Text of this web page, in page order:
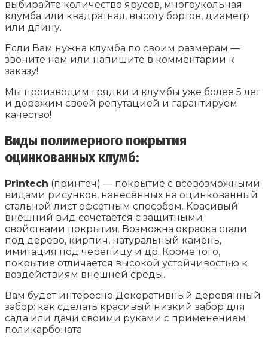
выбирайте количество ярусов, многоукольная
клумба или квадратная, высоту бортов, диаметр
или длину.
Если Вам нужна клумба по своим размерам —
звоните нам или напишите в комментарии к
заказу!
Мы производим грядки и клумбы уже более 5 лет
и дорожим своей репутацией и гарантируем
качество!
Виды полимерного покрытия
оцинкованных клумб:
Printech (принтеч) — покрытие с всевозможными
видами рисунков, нанесённых на оцинкованный
стальной лист офсетным способом. Красивый
внешний вид сочетается с защитными
свойствами покрытия. Возможна окраска стали
под дерево, кирпич, натуральный камень,
имитация под черепицу и др. Кроме того,
покрытие отличается высокой устойчивостью к
воздействиям внешней среды.
Вам будет интересно Декоративный деревянный
забор: как сделать красивый низкий забор для
сада или дачи своими руками с применением
поликарбоната